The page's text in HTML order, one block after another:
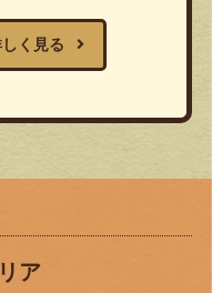
く見る
ア